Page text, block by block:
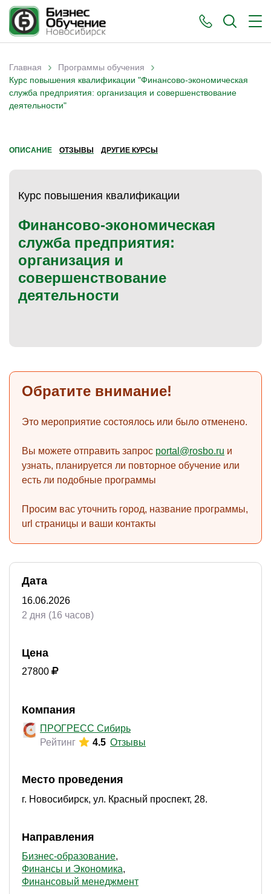
Вы здесь
Главная › Программы обучения ›
Курс повышения квалификации "Финансово-экономическая
служба предприятия: организация и совершенствование
деятельности"
ОПИСАНИЕ ОТЗЫВЫ ДРУГИЕ КУРСЫ
Курс повышения квалификации
Финансово-экономическая
служба предприятия:
организация и
совершенствование
деятельности
Обратите внимание!
Это мероприятие состоялось или было отменено.
Вы можете отправить запрос portal@rosbo.ru и
узнать, планируется ли повторное обучение или
есть ли подобные программы
Просим вас уточнить город, название программы,
url страницы и ваши контакты
Дата
16.06.2026
2 дня (16 часов)
Цена
27800
Компания
ПРОГРЕСС Сибирь
Рейтинг
4.5 Отзывы
Место проведения
г. Новосибирск, ул. Красный проспект, 28.
Направления
Бизнес-образование
Финансы и Экономика
Финансовый менеджмент